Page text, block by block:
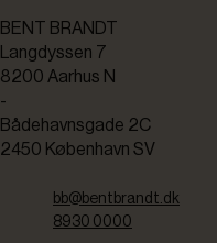
BENT BRANDT
Langdyssen 7
8200 Aarhus N
-
Bådehavnsgade 2C
2450 København SV
bb@bentbrandt.dk
8930 0000